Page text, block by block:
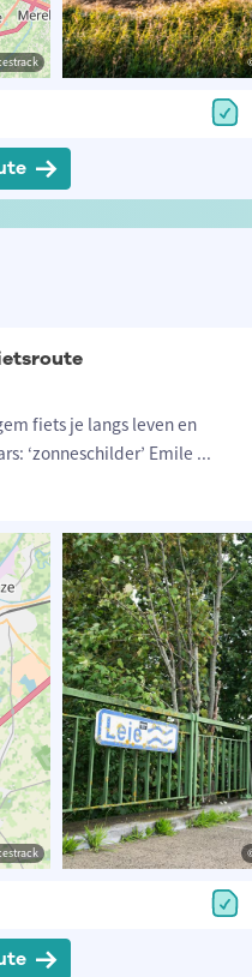
fiets je langs leven en
‘zonneschilder’ Emile ...